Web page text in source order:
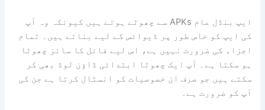
ایپ بنڈل عام APKs سے چھوٹے ہوتے ہیں کیونکہ وہ آپ
کی ایپ کو خاص طور پر ڈیوائس کے لیے بناتے ہیں۔ تمام
اجزاء کی ضرورت نہیں ہے، اس لیے فائل کا سائز چھوٹا
ہو سکتا ہے۔ آپ ایک چھوٹا ابتدائی ڈاؤن لوڈ بھی کر
سکتے ہیں جو صرف ان خصوصیات کو انسٹال کرتا ہے جن کی
آپ کو ضرورت ہے۔